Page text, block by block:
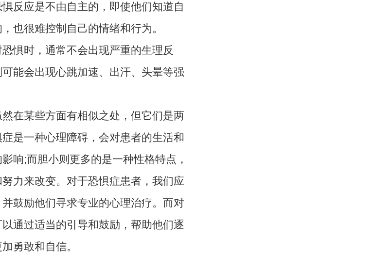
反应是不由自主的，即使他们知道自
也很难控制自己的情绪和行为。
时，通常不会出现严重的生理反
能会出现心跳加速、出汗、头晕等强
某些方面有相似之处，但它们是两
是一种心理障碍，会对患者的生活和
响;而胆小则更多的是一种性格特点，
力来改变。对于恐惧症患者，我们应
鼓励他们寻求专业的心理治疗。而对
通过适当的引导和鼓励，帮助他们逐
勇敢和自信。